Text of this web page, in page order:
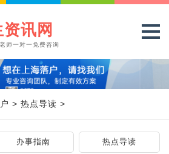
讯网
师一对一免费咨询
> 热点导读 >
办事指南 热点导读